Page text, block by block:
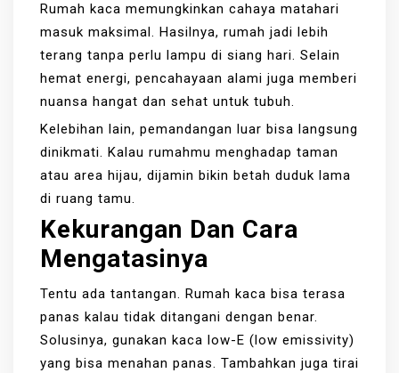
Rumah kaca memungkinkan cahaya matahari
masuk maksimal. Hasilnya, rumah jadi lebih
terang tanpa perlu lampu di siang hari. Selain
hemat energi, pencahayaan alami juga memberi
nuansa hangat dan sehat untuk tubuh.
Kelebihan lain, pemandangan luar bisa langsung
dinikmati. Kalau rumahmu menghadap taman
atau area hijau, dijamin bikin betah duduk lama
di ruang tamu.
Kekurangan Dan Cara
Mengatasinya
Tentu ada tantangan. Rumah kaca bisa terasa
panas kalau tidak ditangani dengan benar.
Solusinya, gunakan kaca low-E (low emissivity)
yang bisa menahan panas. Tambahkan juga tirai